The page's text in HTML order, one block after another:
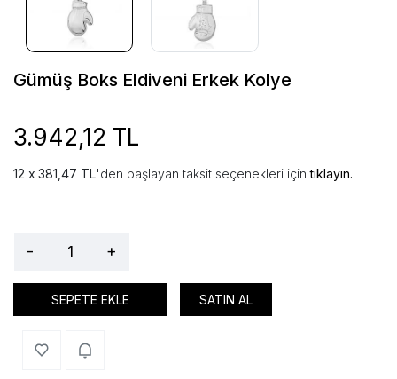
Gümüş Boks Eldiveni Erkek Kolye
3.942,12 TL
381,47 TL'den başlayan taksit seçenekleri içintıklayın.
- +
SEPETE EKLE SATIN AL